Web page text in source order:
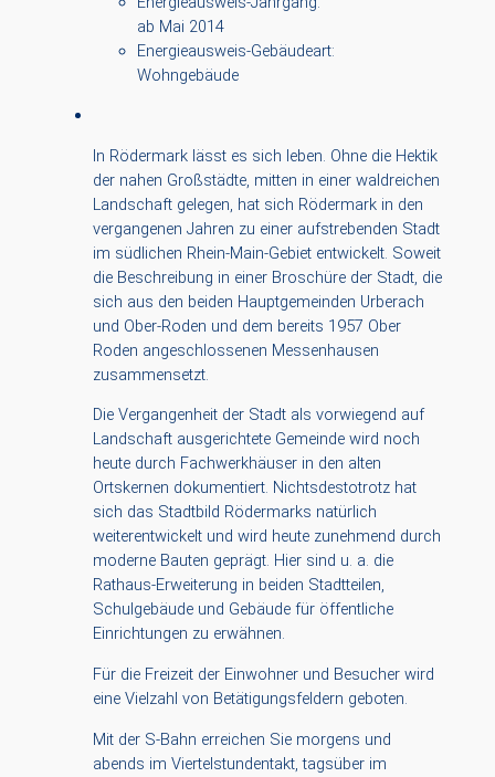
ab Mai 2014
Energieausweis-Gebäudeart:
Wohngebäude
In Rödermark lässt es sich leben. Ohne die Hektik
der nahen Großstädte, mitten in einer waldreichen
Landschaft gelegen, hat sich Rödermark in den
vergangenen Jahren zu einer aufstrebenden Stadt
im südlichen Rhein-Main-Gebiet entwickelt. Soweit
die Beschreibung in einer Broschüre der Stadt, die
sich aus den beiden Hauptgemeinden Urberach
und Ober-Roden und dem bereits 1957 Ober
Roden angeschlossenen Messenhausen
zusammensetzt.
Die Vergangenheit der Stadt als vorwiegend auf
Landschaft ausgerichtete Gemeinde wird noch
heute durch Fachwerkhäuser in den alten
Ortskernen dokumentiert. Nichtsdestotrotz hat
sich das Stadtbild Rödermarks natürlich
weiterentwickelt und wird heute zunehmend durch
moderne Bauten geprägt. Hier sind u. a. die
Rathaus-Erweiterung in beiden Stadtteilen,
Schulgebäude und Gebäude für öffentliche
Einrichtungen zu erwähnen.
Für die Freizeit der Einwohner und Besucher wird
eine Vielzahl von Betätigungsfeldern geboten.
Mit der S-Bahn erreichen Sie morgens und
abends im Viertelstundentakt, tagsüber im